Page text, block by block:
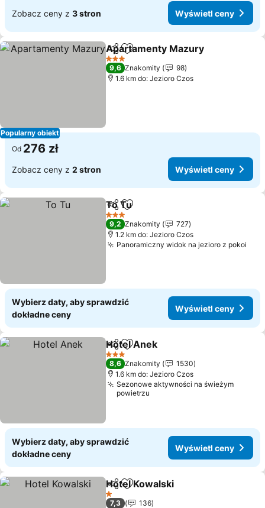
Zobacz ceny z 3 stron Wyświetl ceny
Popularny obiekt
Udostępnij
Dodaj do ulubionych
Apartamenty Mazury
3 Kategoria
9,6 Znakomity
98
1.6 km do: Jezioro Czos
Od 276 zł
Zobacz ceny z 2 stron Wyświetl ceny
UdostępnijDodaj do ulubionych
To Tu
3 Kategoria
9,2 Znakomity
727
1.2 km do: Jezioro Czos
Panoramiczny widok na jezioro z pokoi
Wybierz daty, aby sprawdzić
dokładne ceny
Wyświetl ceny
Udostępnij
Dodaj do ulubionych
Hotel Anek
3 Kategoria
8,6 Znakomity
1530
1.6 km do: Jezioro Czos
Sezonowe aktywności na świeżym
powietrzu
Wybierz daty, aby sprawdzić
dokładne ceny
Wyświetl ceny
Udostępnij
Dodaj do ulubionych
Hotel Kowalski
1 Kategoria
7,3
136